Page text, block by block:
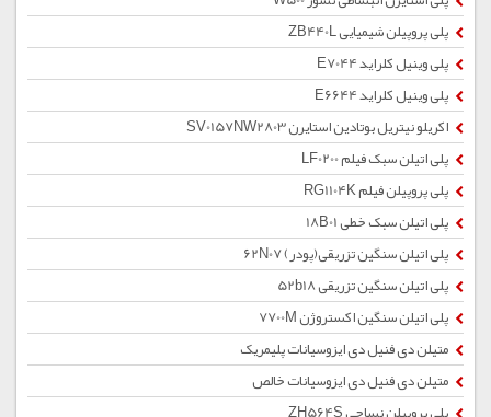
پلی پروپیلن شیمیایی ZB440L
پلی وینیل کلراید E7044
پلی وینیل کلراید E6644
اکریلو نیتریل بوتادین استایرن SV0157NW2803
پلی اتیلن سبک فیلم LF0200
پلی پروپیلن فیلم RG1104K
پلی اتیلن سبک خطی 18B01
پلی اتیلن سنگین تزریقی(پودر) 62N07
پلی اتیلن سنگین تزریقی 52b18
پلی اتیلن سنگین اکستروژن 7700M
متیلن دی فنیل دی ایزوسیانات پلیمریک
متیلن دی فنیل دی ایزوسیانات خالص